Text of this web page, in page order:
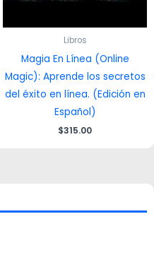
Libros
Magia En Línea (Online
Magic): Aprende los secretos
del éxito en línea. (Edición en
Español)
$315.00